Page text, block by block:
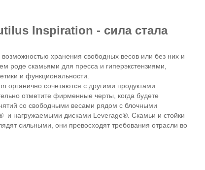
Inspiration - сила стала
хранения свободных весов или без них и
роде скамьями для пресса и гиперэкстензиями,
и функциональности.
органично сочетаются с другими продуктами
отметите фирменные черты, когда будете
со свободными весами рядом с блочными
и нагружаемыми дисками Leverage®. Cкамьи и стойки
сильными, они превосходят требования отрасли во